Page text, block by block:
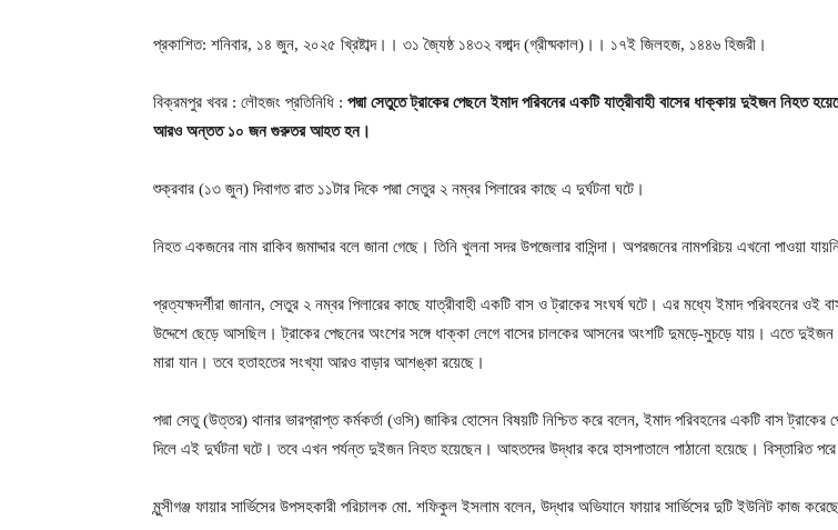
প্রকাশিত: শনিবার, ১৪ জুন, ২০২৫ খ্রিষ্টাব্দ।। ৩১ জ্যৈষ্ঠ ১৪৩২ বঙ্গাব্দ (গ্রীষ্মকাল)।। ১৭ই জিলহজ, ১৪৪৬ হিজরী।
বিক্রমপুর খবর : লৌহজং প্রতিনিধি : পদ্মা সেতুতে ট্রাকের পেছনে ইমাদ পরিবনের একটি যাত্রীবাহী বাসের ধাক্কায় দুইজন নিহত
আরও অন্তত ১০ জন গুরুতর আহত হন।
শুক্রবার (১৩ জুন) দিবাগত রাত ১১টার দিকে পদ্মা সেতুর ২ নম্বর পিলারের কাছে এ দুর্ঘটনা ঘটে।
নিহত একজনের নাম রাকিব জমাদ্দার বলে জানা গেছে। তিনি খুলনা সদর উপজেলার বাসিন্দা। অপরজনের নামপরিচয় এখনো পাওয়া
প্রত্যক্ষদর্শীরা জানান, সেতুর ২ নম্বর পিলারের কাছে যাত্রীবাহী একটি বাস ও ট্রাকের সংঘর্ষ ঘটে। এর মধ্যে ইমাদ পরিবহনের ওই
উদ্দেশে ছেড়ে আসছিল। ট্রাকের পেছনের অংশের সঙ্গে ধাক্কা লেগে বাসের চালকের আসনের অংশটি দুমড়ে-মুচড়ে যায়। এতে দুইজন
মারা যান। তবে হতাহতের সংখ্যা আরও বাড়ার আশঙ্কা রয়েছে।
পদ্মা সেতু (উত্তর) থানার ভারপ্রাপ্ত কর্মকর্তা (ওসি) জাকির হোসেন বিষয়টি নিশ্চিত করে বলেন, ইমাদ পরিবহনের একটি বাস ট্রাকের
দিলে এই দুর্ঘটনা ঘটে। তবে এখন পর্যন্ত দুইজন নিহত হয়েছেন। আহতদের উদ্ধার করে হাসপাতালে পাঠানো হয়েছে। বিস্তারিত
মুন্সীগঞ্জ ফায়ার সার্ভিসের উপসহকারী পরিচালক মো. শফিকুল ইসলাম বলেন, উদ্ধার অভিযানে ফায়ার সার্ভিসের দুটি ইউনিট কাজ